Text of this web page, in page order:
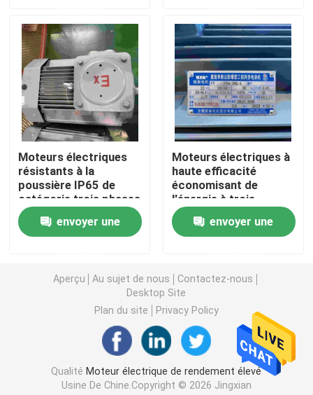
Moteur électrique de rendement élevé
Moteurs électriques monophasé
Moteurs électriques triphasés
Moteurs électriques de basse tension
Moteur à induction moyen de tension
Moteurs électriques anti-déflagrants
Moteurs électriques de C.C
Moteur électrique de vitesse variable
Moteurs électriques
résistants à la
poussière IP65 de
catégorie trois phases
résistants aux
explosionsenvoyer une
Moteurs électriques à
haute efficacité
économisant de
l'énergie à trois
phases résistant à
l'explosionenvoyer une
Aperçu Au sujet de nous
Contactez-nous
Desktop Site
Plan du site
Privacy Policy
Qualité Moteur électrique de rendement élevé
Usine De Chine.Copyright © 2026 Jingxian